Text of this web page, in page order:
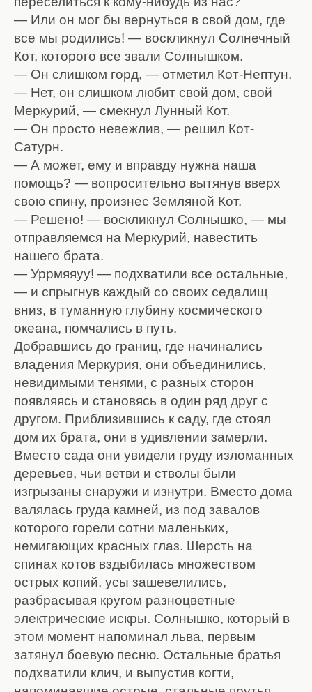
— Или он мог бы вернуться в свой дом, где
все мы родились! — воскликнул Солнечный
Кот, которого все звали Солнышком.
— Он слишком горд, — отметил Кот-Нептун.
— Нет, он слишком любит свой дом, свой
Меркурий, — смекнул Лунный Кот.
— Он просто невежлив, — решил Кот-
Сатурн.
— А может, ему и вправду нужна наша
помощь? — вопросительно вытянув вверх
свою спину, произнес Земляной Кот.
— Решено! — воскликнул Солнышко, — мы
отправляемся на Меркурий, навестить
нашего брата.
— Уррмяяуу! — подхватили все остальные,
— и спрыгнув каждый со своих седалищ
вниз, в туманную глубину космического
океана, помчались в путь.
Добравшись до границ, где начинались
владения Меркурия, они объединились,
невидимыми тенями, с разных сторон
появляясь и становясь в один ряд друг с
другом. Приблизившись к саду, где стоял
дом их брата, они в удивлении замерли.
Вместо сада они увидели груду изломанных
деревьев, чьи ветви и стволы были
изгрызаны снаружи и изнутри. Вместо дома
валялась груда камней, из под завалов
которого горели сотни маленьких,
немигающих красных глаз. Шерсть на
спинах котов вздыбилась множеством
острых копий, усы зашевелились,
разбрасывая кругом разноцветные
электрические искры. Солнышко, который в
этом момент напоминал льва, первым
затянул боевую песню. Остальные братья
подхватили клич, и выпустив когти,